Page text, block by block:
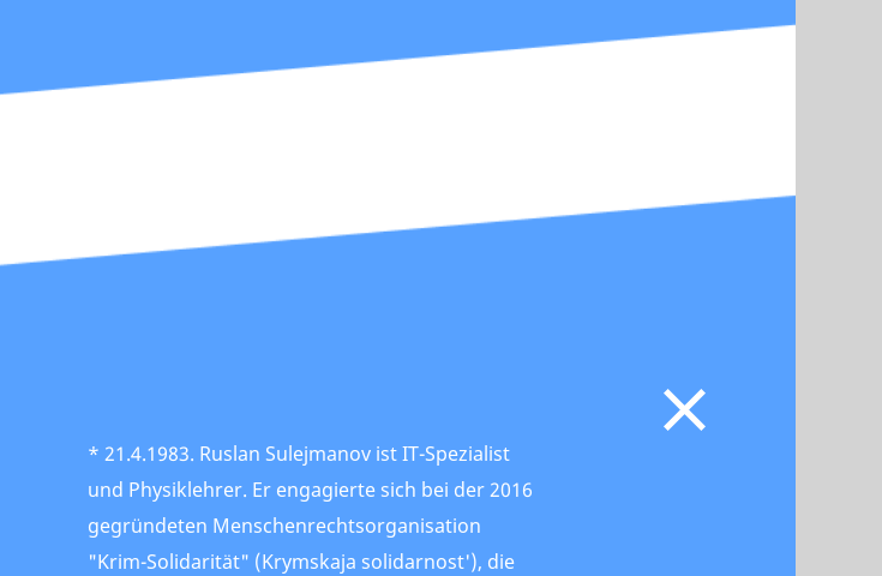
* 21.4.1983. Ruslan Sulejmanov ist IT-Spezialist
und Physiklehrer. Er engagierte sich bei der 2016
gegründeten Menschenrechtsorganisation
"Krim-Solidarität" (Krymskaja solidarnost'), die